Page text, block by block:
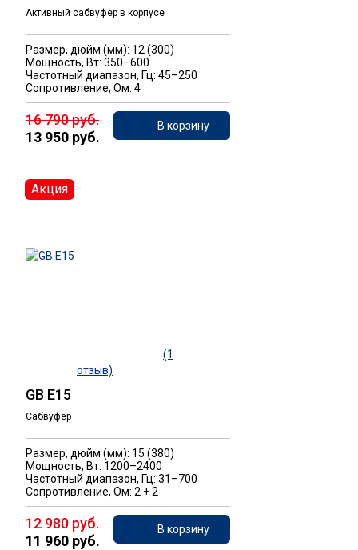
Активный сабвуфер в корпусе
Размер, дюйм (мм): 12 (300)
Мощность, Вт: 350–600
Частотный диапазон, Гц: 45–250
Сопротивление, Ом: 4
16 790 руб.
13 950 руб.
В корзину
(1
отзыв)
GB E15
Сабвуфер
Размер, дюйм (мм): 15 (380)
Мощность, Вт: 1200–2400
Частотный диапазон, Гц: 31–700
Сопротивление, Ом: 2 + 2
12 980 руб.
11 960 руб.
В корзину
Акция